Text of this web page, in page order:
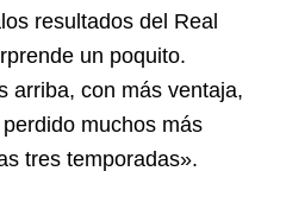
resultados del Real
un poquito.
arriba, con más ventaja,
muchos más
tres temporadas».